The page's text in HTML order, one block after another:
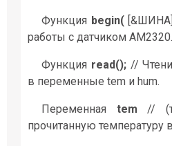
Функция begin([&ШИНА]
работы с датчиком AM2320.
Функция read();//
в переменные tem и hum.
Переменная tem //
прочитанную температуру в